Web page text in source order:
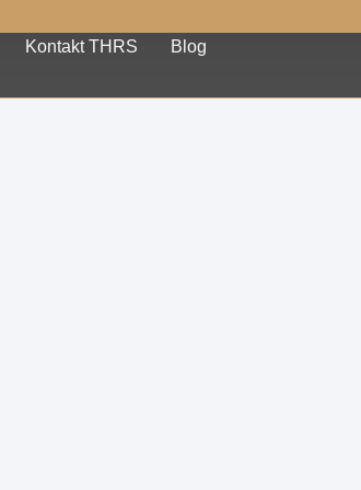
Kontakt THRS Blog